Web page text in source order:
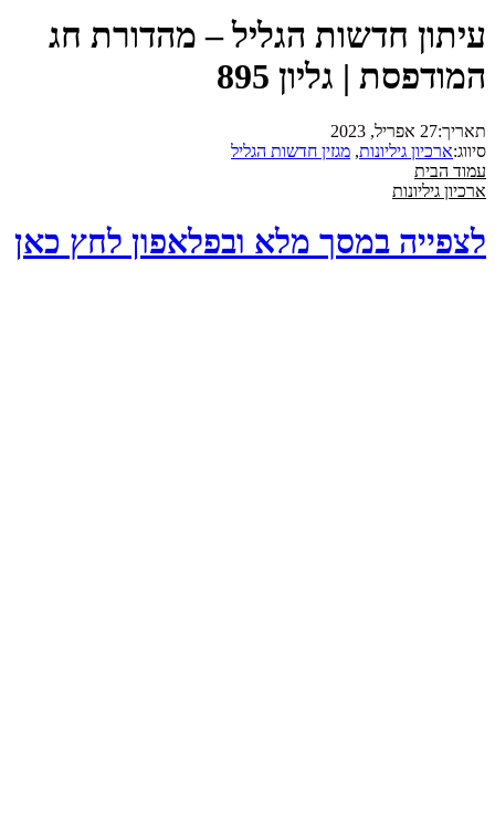
עיתון חדשות הגליל – מהדורת חג
המודפסת | גליון 895
תאריך:27 אפריל, 2023
סיווג:ארכיון גיליונות, מגזין חדשות הגליל
עמוד הבית
ארכיון גיליונות
לצפייה במסך מלא ובפלאפון לחץ כאן